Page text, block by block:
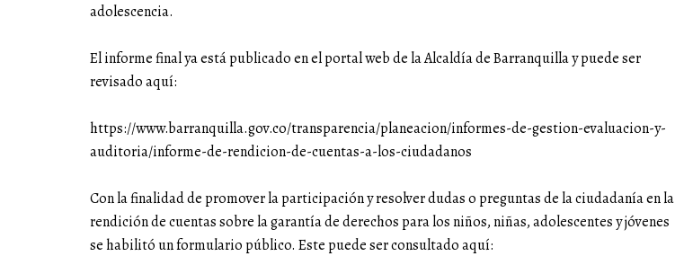
adolescencia.
El informe final ya está publicado en el portal web de la Alcaldía de Barranquilla y puede ser
revisado aquí:
https://www.barranquilla.gov.co/transparencia/planeacion/informes-de-gestion-evaluacion-y-
auditoria/informe-de-rendicion-de-cuentas-a-los-ciudadanos
Con la finalidad de promover la participación y resolver dudas o preguntas de la ciudadanía en la
rendición de cuentas sobre la garantía de derechos para los niños, niñas, adolescentes y jóvenes
se habilitó un formulario público. Este puede ser consultado aquí: